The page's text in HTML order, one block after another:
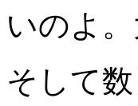
いのよ
そして